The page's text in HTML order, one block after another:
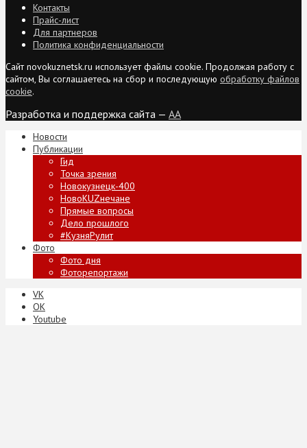
Контакты
Прайс-лист
Для партнеров
Политика конфиденциальности
Сайт novokuznetsk.ru использует файлы cookie. Продолжая работу с
сайтом, Вы соглашаетесь на сбор и последующую обработку файлов
cookie.
Разработка и поддержка сайта — AA
Новости
Публикации
Гид
Точка зрения
Новокузнецк-400
НовоKUZнечане
Прямые вопросы
Дело прошлого
#КузняРулит
Фото
Фото дня
Фоторепортажи
VK
ОК
Youtube